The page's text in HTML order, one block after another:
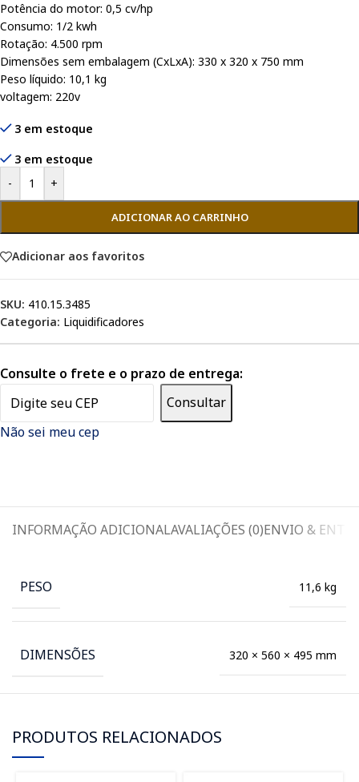
Potência do motor: 0,5 cv/hp
Consumo: 1/2 kwh
Rotação: 4.500 rpm
Dimensões sem embalagem (CxLxA): 330 x 320 x 750 mm
Peso líquido: 10,1 kg
voltagem: 220v
3 em estoque
3 em estoque
-
+
ADICIONAR AO CARRINHO
Adicionar aos favoritos
SKU: 410.15.3485
Categoria: Liquidificadores
Consulte o frete e o prazo de entrega:
Consultar
Não sei meu cep
INFORMAÇÃO ADICIONALAVALIAÇÕES (0)ENVIO &
PESO 11,6 kg
DIMENSÕES 320 × 560 × 495 mm
PRODUTOS RELACIONADOS